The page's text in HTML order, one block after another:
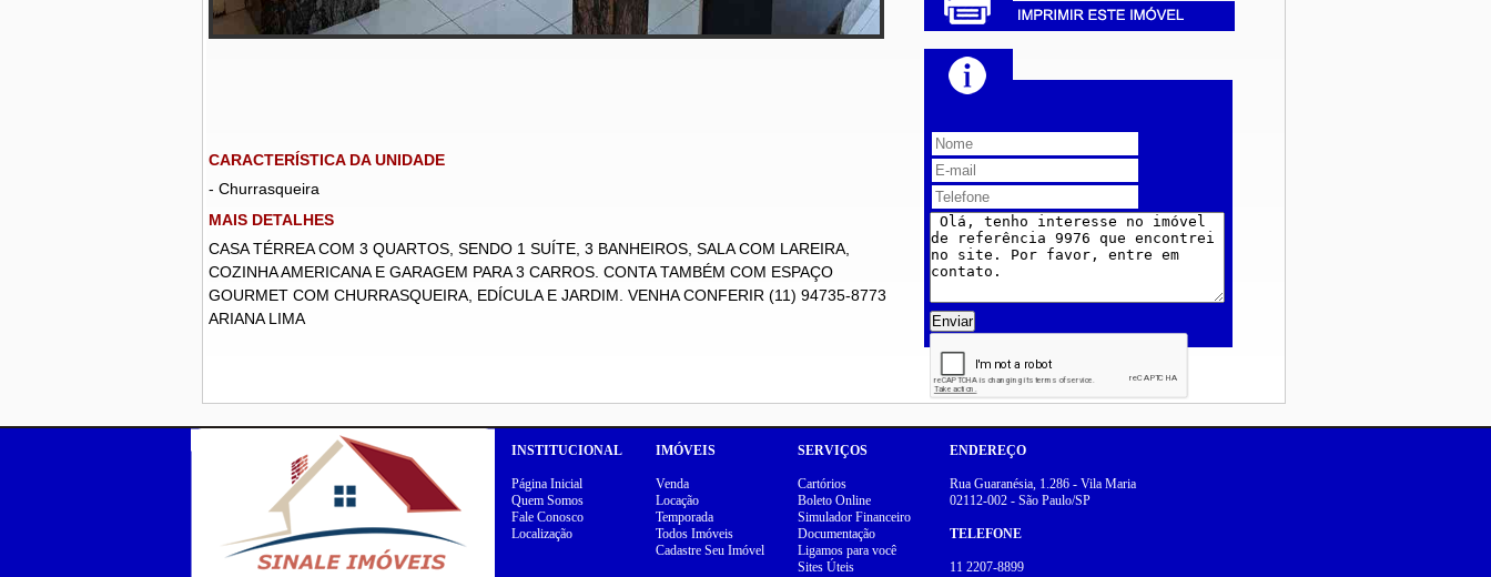
CARACTERÍSTICA DA UNIDADE
- Churrasqueira
MAIS DETALHES
CASA TÉRREA COM 3 QUARTOS, SENDO 1 SUÍTE, 3 BANHEIROS, SALA COM LAREIRA,
COZINHA AMERICANA E GARAGEM PARA 3 CARROS. CONTA TAMBÉM COM ESPAÇO
GOURMET COM CHURRASQUEIRA, EDÍCULA E JARDIM. VENHA CONFERIR (11) 94735-8773
ARIANA LIMA
Enviar
INSTITUCIONAL
Página Inicial
Quem Somos
Fale Conosco
Localização
IMÓVEIS
Venda
Locação
Temporada
Todos Imóveis
Cadastre Seu Imóvel
SERVIÇOS
Cartórios
Boleto Online
Simulador Financeiro
Documentação
Ligamos para você
Sites Úteis
ENDEREÇO
Rua Guaranésia, 1.286 - Vila Maria
02112-002 - São Paulo/SP
TELEFONE
11 2207-8899